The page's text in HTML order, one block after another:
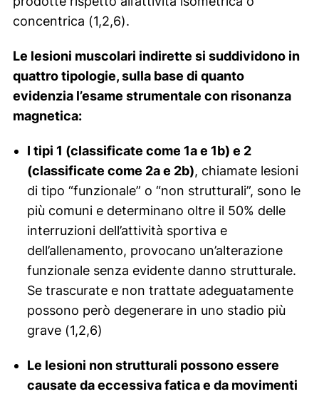
concentrica (1,2,6).
Le lesioni muscolari indirette si suddividono in
quattro tipologie, sulla base di quanto
evidenzia l’esame strumentale con risonanza
magnetica:
I tipi 1 (classificate come 1a e 1b) e 2
(classificate come 2a e 2b), chiamate lesioni
di tipo “funzionale” o “non strutturali”, sono le
più comuni e determinano oltre il 50% delle
interruzioni dell’attività sportiva e
dell’allenamento, provocano un’alterazione
funzionale senza evidente danno strutturale.
Se trascurate e non trattate adeguatamente
possono però degenerare in uno stadio più
grave (1,2,6)
Le lesioni non strutturali possono essere
causate da eccessiva fatica e da movimenti